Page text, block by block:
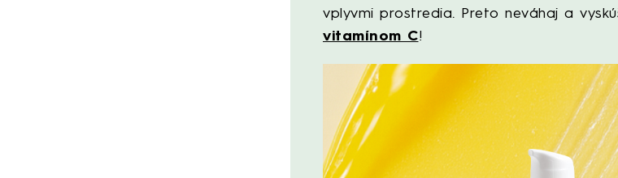
vplyvmi prostredia. Preto neváhaj a
vitamínom C!